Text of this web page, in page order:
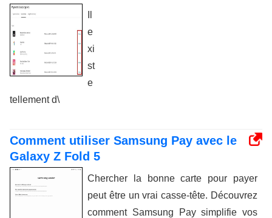
e
xi
st
e
tellement d\
Comment utiliser Samsung Pay avec le
Galaxy Z Fold 5
Chercher la bonne carte pour payer
peut être un vrai casse-tête. Découvrez
comment Samsung Pay simplifie vos